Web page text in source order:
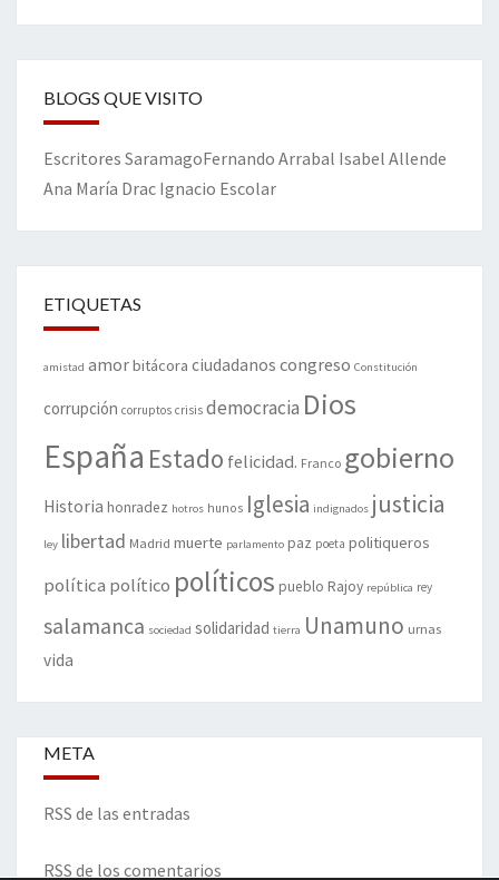
BLOGS QUE VISITO
Escritores SaramagoFernando Arrabal Isabel Allende
Ana María Drac Ignacio Escolar
ETIQUETAS
amistad amorbitácora ciudadanos congreso Constitución
corrupción corruptos crisis democracia Dios
España Estado felicidad. Franco gobierno
Historia honradez hotros hunos Iglesia indignados justicia
ley libertad Madrid muerte parlamento paz poeta politiqueros
política político políticos pueblo Rajoy república rey
salamanca sociedad solidaridad tierra Unamuno urnas
vida
META
RSS de las entradas
RSS de los comentarios